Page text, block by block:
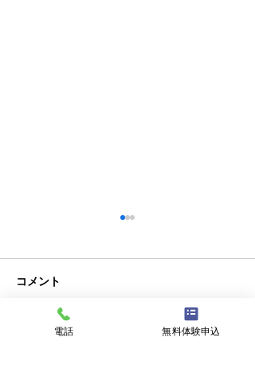
コメント
電話 無料体験申込